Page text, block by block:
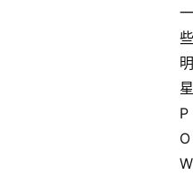
一
些
明
星
P
O
W